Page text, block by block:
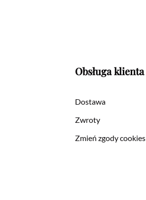
Obsługa klienta
Dostawa
Zwroty
Zmień zgody cookies